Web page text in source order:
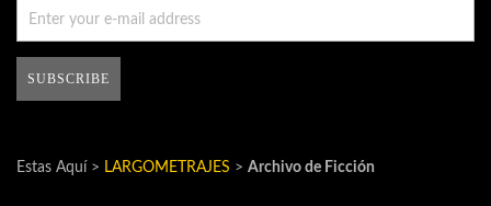
Estas Aquí > LARGOMETRAJES > Archivo de Ficción